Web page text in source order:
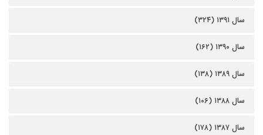
سال ۱۳۹۱ (۳۲۴)
سال ۱۳۹۰ (۱۶۲)
سال ۱۳۸۹ (۱۳۸)
سال ۱۳۸۸ (۱۰۶)
سال ۱۳۸۷ (۱۷۸)